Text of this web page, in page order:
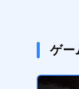
ゲー